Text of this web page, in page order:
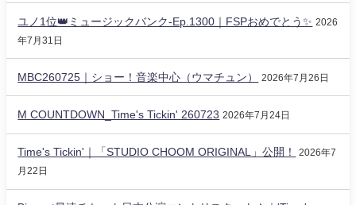
ユノ1位👑ミュージックバンク-Ep.1300｜FSPおめでとう✨️ 2026
年7月31日
MBC260725｜ショー！音楽中心（ウマチュン） 2026年7月26日
M COUNTDOWN_Time's Tickin' 260723 2026年7月24日
Time's Tickin'｜「STUDIO CHOOM ORIGINAL」公開！
2026年7
月22日